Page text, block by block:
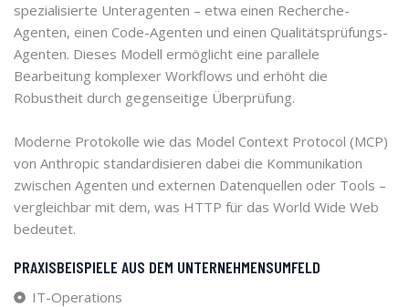
spezialisierte Unteragenten – etwa einen Recherche-
Agenten, einen Code-Agenten und einen Qualitätsprüfungs-
Agenten. Dieses Modell ermöglicht eine parallele
Bearbeitung komplexer Workflows und erhöht die
Robustheit durch gegenseitige Überprüfung.
Moderne Protokolle wie das Model Context Protocol (MCP)
von Anthropic standardisieren dabei die Kommunikation
zwischen Agenten und externen Datenquellen oder Tools –
vergleichbar mit dem, was HTTP für das World Wide Web
bedeutet.
PRAXISBEISPIELE AUS DEM UNTERNEHMENSUMFELD
IT-Operations